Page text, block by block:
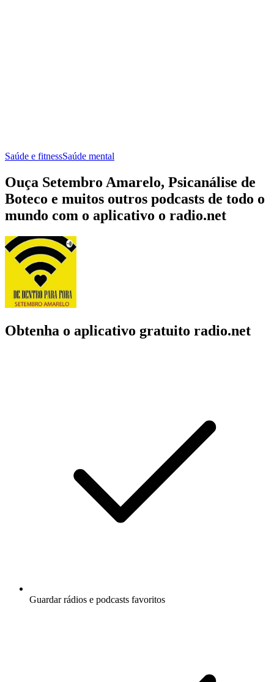
Saúde e fitnessSaúde mental
Ouça Setembro Amarelo, Psicanálise de
Boteco e muitos outros podcasts de todo o
mundo com o aplicativo o radio.net
Obtenha o aplicativo gratuito radio.net
Guardar rádios e podcasts favoritos